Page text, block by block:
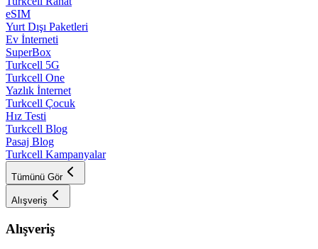
eSIM
Yurt Dışı Paketleri
Ev İnterneti
SuperBox
Turkcell 5G
Turkcell One
Yazlık İnternet
Turkcell Çocuk
Hız Testi
Turkcell Blog
Pasaj Blog
Turkcell Kampanyalar
Tümünü Gör
Alışveriş
Alışveriş